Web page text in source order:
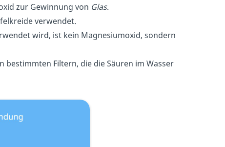
zur Gewinnung von Glas.
verwendet.
wird, ist kein Magnesiumoxid, sondern
bestimmten Filtern, die die Säuren im Wasser